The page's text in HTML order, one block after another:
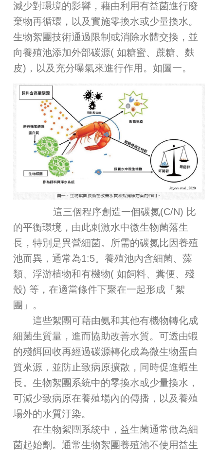
減少對環境的影響，藉由利用有益菌進行廢
棄物再循環，以及實施零換水或少量換水。
生物絮團技術通過限制或消除水體交換，並
向養殖池添加外部碳源( 如糖蜜、蔗糖、麩
皮)，以及充分曝氣來進行作用。如圖一。
這三個程序創造一個碳氮(C/N) 比
的平衡環境，由此刺激水中微生物菌落生
長，特別是異營細菌。所需的碳氮比因養殖
池而異，通常為1:5。養殖池內含細菌、藻
類、浮游植物和有機物( 如飼料、糞便、殘
殼) 等，在適當條件下聚在一起形成「絮
團」。
這些絮團可藉由氨和其他有機物轉化成
細菌生質量，進而協助改善水質。可透由蝦
的殘餌回收再經過碳源轉化成為微生物蛋白
質來源，並防止致病原擴散，同時促進蝦生
長。生物絮團系統中的零換水或少量換水，
可減少致病原在養殖場內的傳播，以及養殖
場外的水質汙染。
在生物絮團系統中，益生菌通常做為細
菌起始劑。通常生物絮團養殖池不使用益生